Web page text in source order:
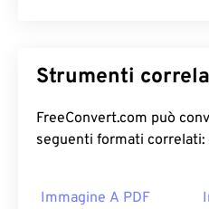
Strumenti
FreeConvert.com può
seguenti formati correlati:
Immagine A PDF